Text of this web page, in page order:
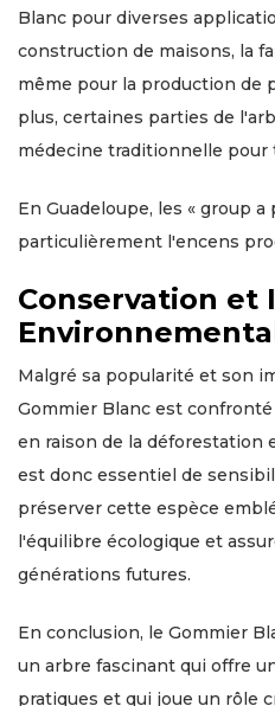
Blanc pour diverses
construction de maisons, la
même pour la production de
plus, certaines parties de
médecine traditionnelle pour
En Guadeloupe, les « group a
particulièrement l'encens
Conservation et
Malgré sa popularité et son
Gommier Blanc est
en raison de la déforestation
est donc essentiel de
préserver cette espèce
l'équilibre écologique et
générations futures.
En conclusion, le Gommier
un arbre fascinant qui offre
pratiques et qui joue un rôle